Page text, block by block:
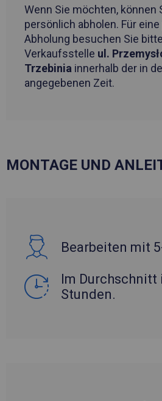
Wenn Sie möchten, können
persönlich abholen. Für
Abholung besuchen Sie
Verkaufsstelle ul.
Trzebinia innerhalb der in
angegebenen Zeit.
MONTAGE UND
Bearbeiten mit
Im Durchschnitt
Stunden.